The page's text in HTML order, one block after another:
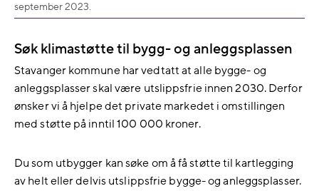
september 2023.
Søk klimastøtte til bygg- og anleggsplassen
Stavanger kommune har vedtatt at alle bygge- og
anleggsplasser skal være utslippsfrie innen 2030. Derfor
ønsker vi å hjelpe det private markedet i omstillingen
med støtte på inntil 100 000 kroner.
Du som utbygger kan søke om å få støtte til kartlegging
av helt eller delvis utslippsfrie bygge- og anleggsplasser.